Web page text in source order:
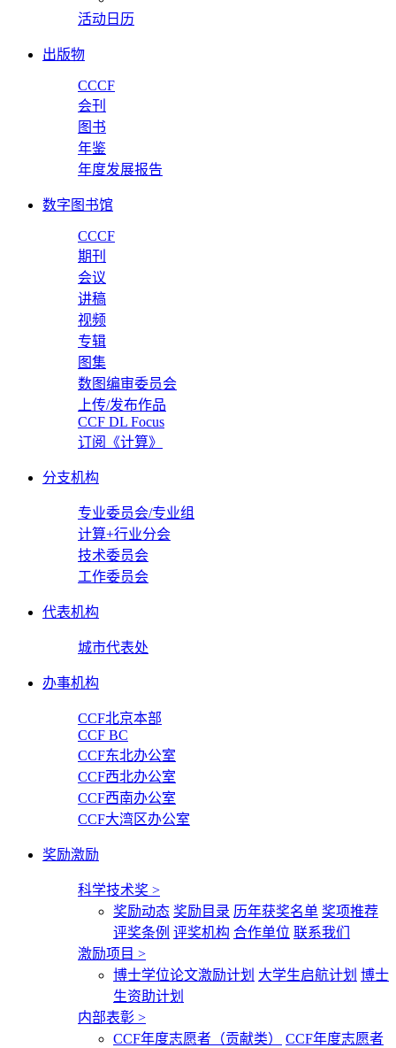
活动日历
出版物
CCCF
会刊
图书
年鉴
年度发展报告
数字图书馆
CCCF
期刊
会议
讲稿
视频
专辑
图集
数图编审委员会
上传/发布作品
CCF DL Focus
订阅《计算》
分支机构
专业委员会/专业组
计算+行业分会
技术委员会
工作委员会
代表机构
城市代表处
办事机构
CCF北京本部
CCF BC
CCF东北办公室
CCF西北办公室
CCF西南办公室
CCF大湾区办公室
奖励激励
科学技术奖 >
奖励动态 奖励目录 历年获奖名单 奖项推荐
评奖条例 评奖机构 合作单位 联系我们
激励项目 >
博士学位论文激励计划 大学生启航计划 博士
生资助计划
内部表彰 >
CCF年度志愿者（贡献类）
CCF年度志愿者